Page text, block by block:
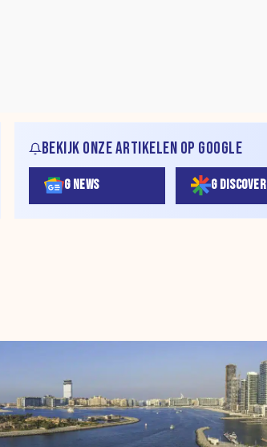
BEKIJK ONZE ARTIKELEN OP GOOGLE
G NEWS G DISCOVER